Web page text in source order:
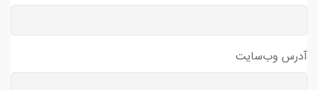
آدرس وب‌سایت